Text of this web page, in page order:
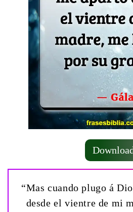
“Mas cuando plugo á
desde el vientre de mi